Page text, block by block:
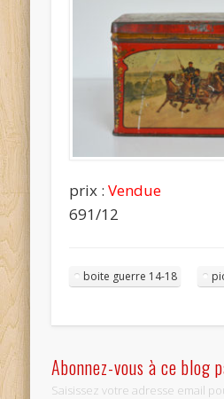
prix :Vendue
691/12
boite guerre 14-18
Abonnez-vous à ce blog
Saisissez votre adresse email